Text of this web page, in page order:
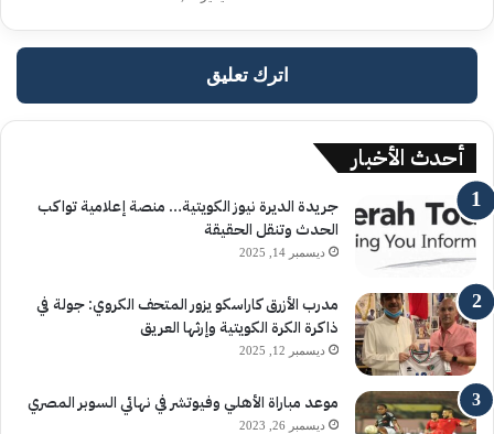
اترك تعليق
أحدث الأخبار
جريدة الديرة نيوز الكويتية… منصة إعلامية تواكب
الحدث وتنقل الحقيقة
ديسمبر 14, 2025
مدرب الأزرق كاراسكو يزور المتحف الكروي: جولة في
ذاكرة الكرة الكويتية وإرثها العريق
ديسمبر 12, 2025
موعد مباراة الأهلي وفيوتشر في نهائي السوبر المصري
ديسمبر 26, 2023